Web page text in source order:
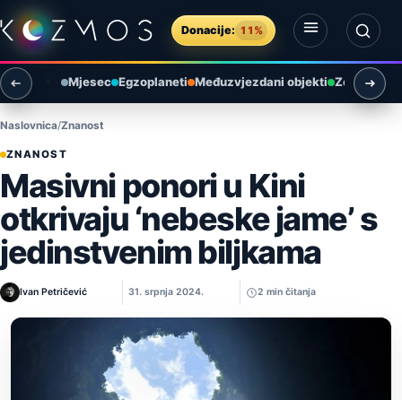
Preskoči na sadržaj
Donacije: 11%
Otvori izbornik
Otvori pretragu
Mjesec Egzoplaneti Međuzvjezdani objekti Zemlja i
Naslovnica Znanost
ZNANOST
Masivni ponori u Kini
otkrivaju ‘nebeske jame’ s
jedinstvenim biljkama
Ivan Petričević 31. srpnja 2024. 2 min čitanja